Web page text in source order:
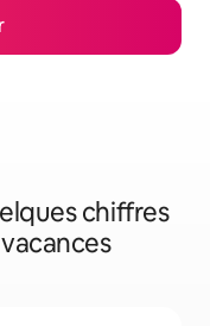
chiffres